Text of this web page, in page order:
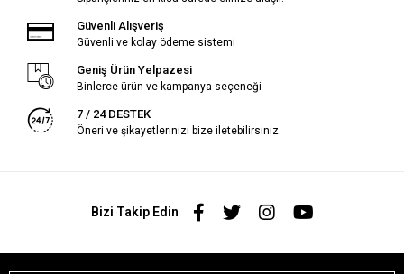
Güvenli Alışveriş
Güvenli ve kolay ödeme sistemi
Geniş Ürün Yelpazesi
Binlerce ürün ve kampanya seçeneği
7 / 24 DESTEK
Öneri ve şikayetlerinizi bize iletebilirsiniz.
Bizi Takip Edin